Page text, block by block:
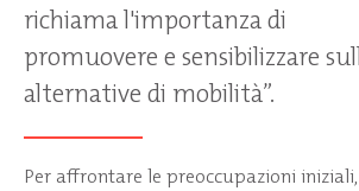
richiama l'importanza di
promuovere e sensibilizzare
alternative di mobilità”.
Per affrontare le preoccupazioni